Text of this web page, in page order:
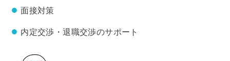
面接対策
内定交渉・退職交渉のサポート